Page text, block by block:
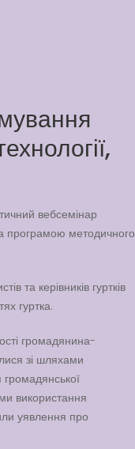
вебсемінар
програмою методичного
та керівників гуртків
гуртка.
громадянина-
зі шляхами
використання
уявлення про